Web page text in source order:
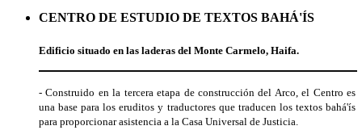
CENTRO DE ESTUDIO DE TEXTOS BAHÁ'ÍS
Edificio situado en las laderas del Monte Carmelo, Haifa.
- Construido en la tercera etapa de construcción del Arco, el Centro es
una base para los eruditos y traductores que traducen los textos bahá'ís
para proporcionar asistencia a la Casa Universal de Justicia.